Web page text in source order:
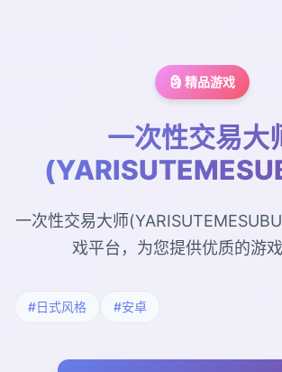
🗿 精品游戏
一次性交易大
一次性交易大师
戏平台，为您提供优质的游戏
#日式风格 #安卓